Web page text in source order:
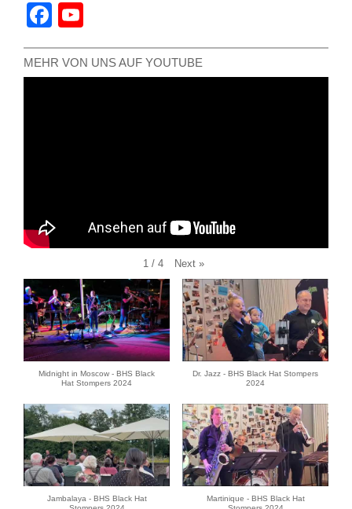
Facebook
Channel
MEHR VON UNS AUF YOUTUBE
1 / 4 Next »
Midnight in Moscow - BHS Black
Hat Stompers 2024
Dr. Jazz - BHS Black Hat Stompers
2024
Jambalaya - BHS Black Hat
Martinique - BHS Black Hat